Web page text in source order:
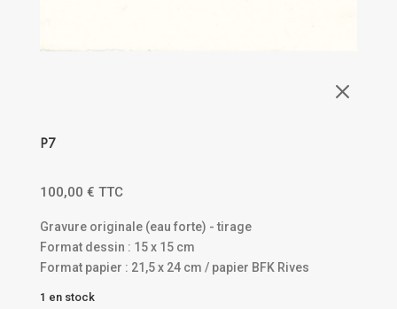
M
P7
100,00 € TTC
Gravure originale (eau forte) - tirage
Format dessin : 15 x 15 cm
Format papier : 21,5 x 24 cm / papier BFK Rives
1 en stock